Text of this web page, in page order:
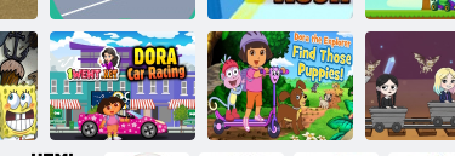
Drumul drăguț Cube Rush Labubu